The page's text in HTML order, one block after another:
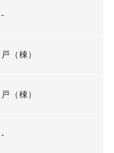
-
戸（棟）
戸（棟）
-